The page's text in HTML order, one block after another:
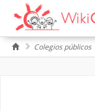
Colegios públicos